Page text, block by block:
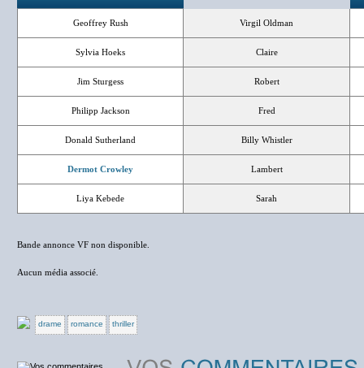
Geoffrey Rush Virgil Oldman
Sylvia Hoeks Claire
Jim Sturgess Robert
Philipp Jackson Fred
Donald Sutherland Billy Whistler
Dermot Crowley Lambert
Liya Kebede Sarah
Bande annonce VF non disponible.
Aucun média associé.
drame romance thriller